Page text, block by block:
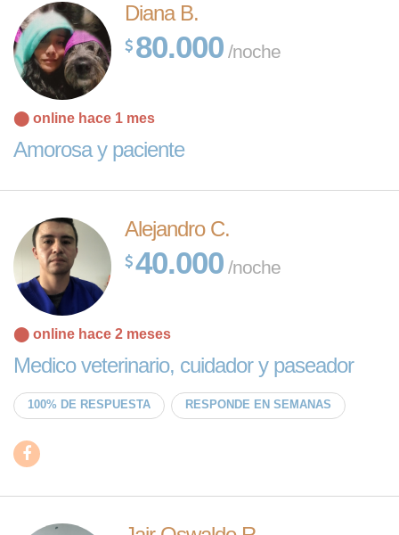
Diana B.
80.000 /noche
⬤ online hace 1 mes
Amorosa y paciente
Alejandro C.
40.000 /noche
⬤ online hace 2 meses
Medico veterinario, cuidador y paseador
100% DE RESPUESTA RESPONDE EN SEMANAS